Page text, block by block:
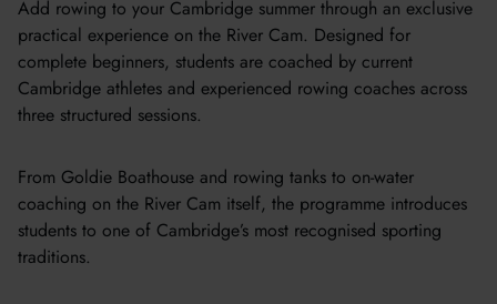
Add rowing to your Cambridge summer through an exclusive
practical experience on the River Cam. Designed for
complete beginners, students are coached by current
Cambridge athletes and experienced rowing coaches across
three structured sessions.
From Goldie Boathouse and rowing tanks to on-water
coaching on the River Cam itself, the programme introduces
students to one of Cambridge’s most recognised sporting
traditions.